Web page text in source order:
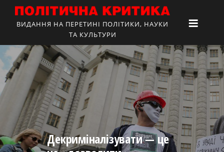
ВИДАННЯ НА ПЕРЕТИНІ ПОЛІТИКИ, НАУКИ
ТА КУЛЬТУРИ
Декриміналізувати — це